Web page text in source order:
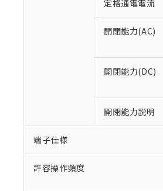
定格通電電流
開閉能力(AC)
開閉能力(DC)
開閉能力説明
端子仕様
許容操作頻度